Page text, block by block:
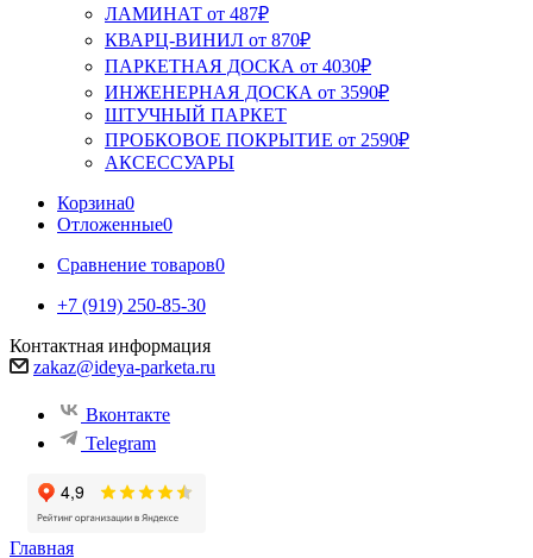
ЛАМИНАТ от 487₽
КВАРЦ-ВИНИЛ от 870₽
ПАРКЕТНАЯ ДОСКА от 4030₽
ИНЖЕНЕРНАЯ ДОСКА от 3590₽
ШТУЧНЫЙ ПАРКЕТ
ПРОБКОВОЕ ПОКРЫТИЕ от 2590₽
АКСЕССУАРЫ
Корзина0
Отложенные0
Сравнение товаров0
+7 (919) 250-85-30
Контактная информация
zakaz@ideya-parketa.ru
Вконтакте
Telegram
Главная